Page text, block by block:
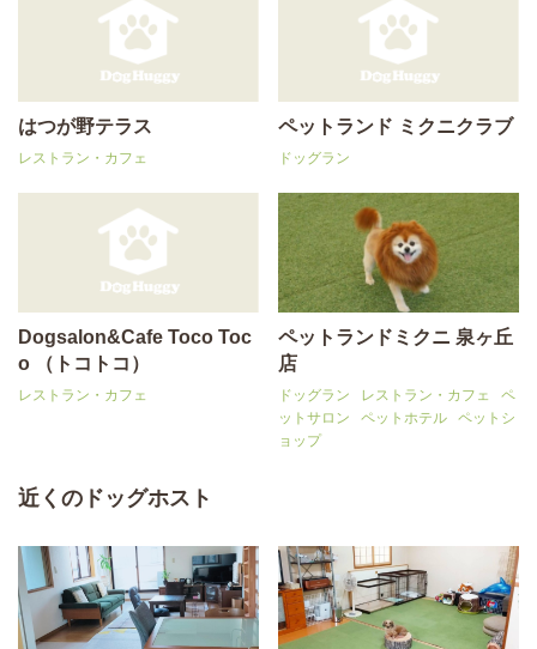
はつが野テラス
レストラン・カフェ
ペットランド ミクニクラブ
ドッグラン
Dogsalon&Cafe Toco Toc
o （トコトコ）
レストラン・カフェ
ペットランドミクニ 泉ヶ丘
店
ドッグラン レストラン・カフェ
ペ
ットサロン
ペットホテル
ペットシ
ョップ
近くのドッグホスト